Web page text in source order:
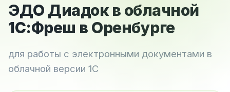
ЭДО Диадок в облачной
1С:Фреш в Оренбурге
для работы с электронными документами в
облачной версии 1С